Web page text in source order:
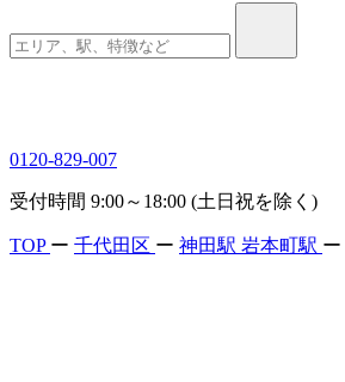
0120-829-007
受付時間 9:00～18:00 (土日祝を除く)
TOP ー 千代田区 ー 神田駅 岩本町駅 ー